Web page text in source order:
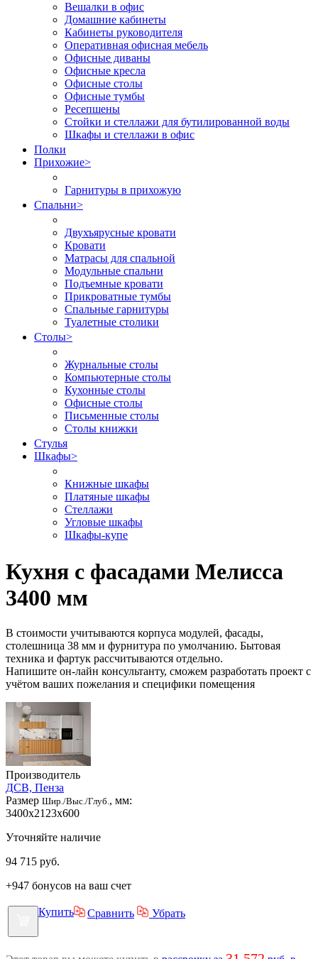
Вешалки в офис
Домашние кабинеты
Кабинеты руководителя
Оперативная офисная мебель
Офисные диваны
Офисные кресла
Офисные столы
Офисные тумбы
Ресепшены
Стойки и стеллажи для бутилированной воды
Шкафы и стеллажи в офис
Полки
Прихожие>
Гарнитуры в прихожую
Спальни>
Двухъярусные кровати
Кровати
Матрасы для спальной
Модульные спальни
Подъемные кровати
Прикроватные тумбы
Спальные гарнитуры
Туалетные столики
Столы>
Журнальные столы
Компьютерные столы
Кухонные столы
Офисные столы
Письменные столы
Столы книжки
Стулья
Шкафы>
Книжные шкафы
Платяные шкафы
Стеллажи
Угловые шкафы
Шкафы-купе
Кухня с фасадами Мелисса
3400 мм
В стоимости учитываются корпуса модулей, фасады,
столешница 38 мм и фурнитура по умолчанию. Бытовая
техника и фартук рассчитываются отдельно.
Напишите он-лайн консультанту, сможем разработать проект с
учётом ваших пожелания и специфики помещения
Производитель
ДСВ, Пенза
Размер Шир./Выс./Глуб. , мм:
3400x2123x600
Уточняйте наличие
94 715 руб.
+947 бонусов на ваш счет
Купить Сравнить Убрать